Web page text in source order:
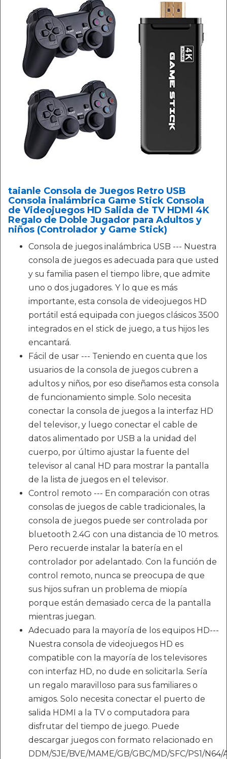
taianle Consola de Juegos Retro USB
Consola inalámbrica Game Stick Consola
de Videojuegos HD Salida de TV HDMI 4K
Regalo de Doble Jugador para Adultos y
niños (Controlador y Game Stick)
Consola de juegos inalámbrica USB --- Nuestra
consola de juegos es adecuada para que usted
y su familia pasen el tiempo libre, que admite
uno o dos jugadores. Y lo que es más
importante, esta consola de videojuegos HD
portátil está equipada con juegos clásicos 3500
integrados en el stick de juego, a tus hijos les
encantará.
Fácil de usar --- Teniendo en cuenta que los
usuarios de la consola de juegos cubren a
adultos y niños, por eso diseñamos esta consola
de funcionamiento simple. Solo necesita
conectar la consola de juegos a la interfaz HD
del televisor, y luego conectar el cable de
datos alimentado por USB a la unidad del
cuerpo, por último ajustar la fuente del
televisor al canal HD para mostrar la pantalla
de la lista de juegos en el televisor.
Control remoto --- En comparación con otras
consolas de juegos de cable tradicionales, la
consola de juegos puede ser controlada por
bluetooth 2.4G con una distancia de 10 metros.
Pero recuerde instalar la batería en el
controlador por adelantado. Con la función de
control remoto, nunca se preocupa de que
sus hijos sufran un problema de miopía
porque están demasiado cerca de la pantalla
mientras juegan.
Adecuado para la mayoría de los equipos HD---
Nuestra consola de videojuegos HD es
compatible con la mayoría de los televisores
con interfaz HD, no dude en solicitarla. Sería
un regalo maravilloso para sus familiares o
amigos. Solo necesita conectar el puerto de
salida HDMI a la TV o computadora para
disfrutar del tiempo de juego. Puede
descargar juegos con formato relacionado en
DDM/SJE/BVE/MAME/GB/GBC/MD/SFC/PS1/N64/